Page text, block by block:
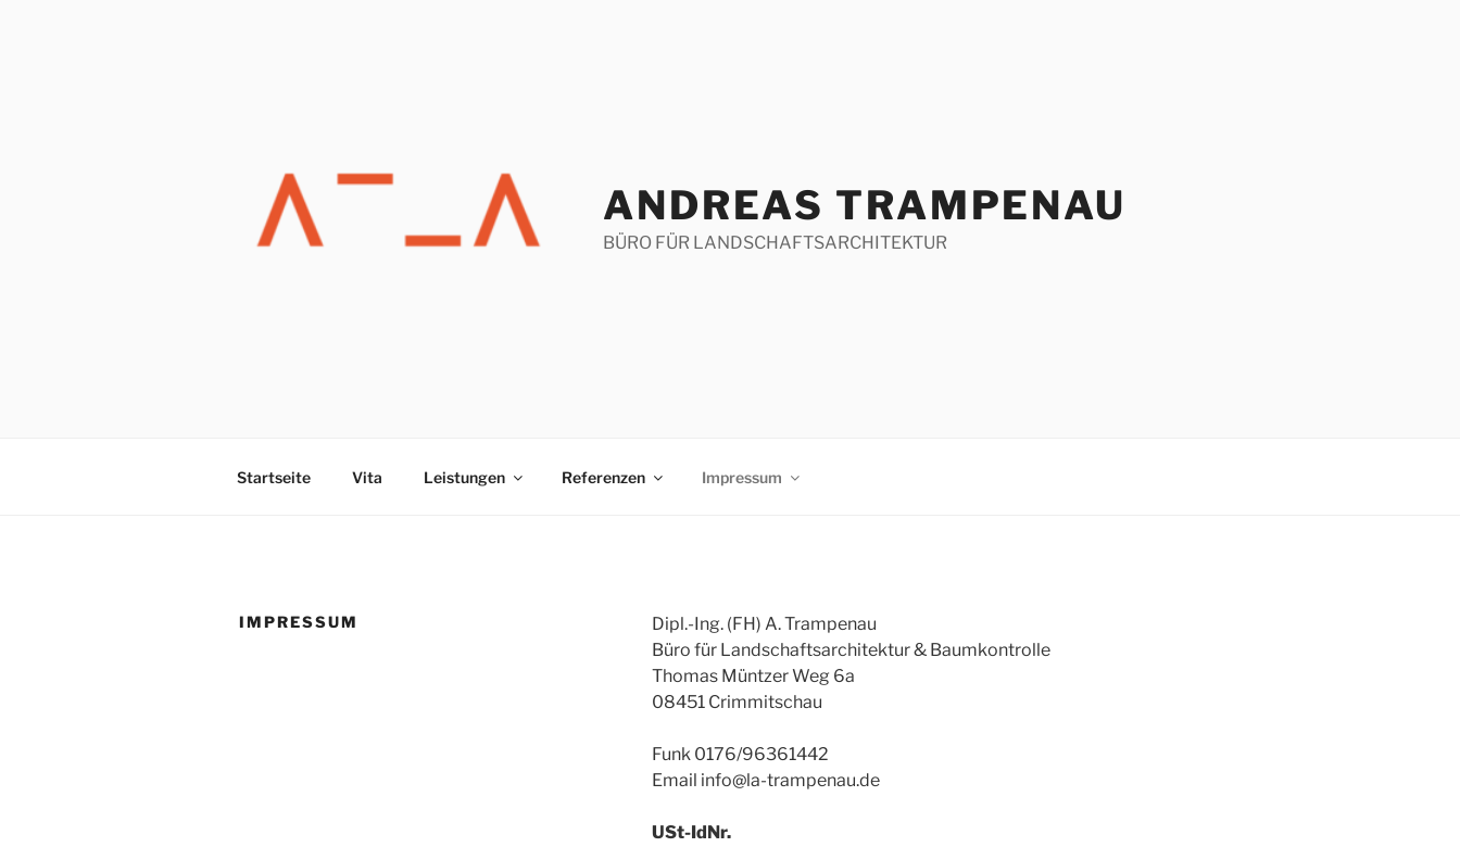
ANDREAS TRAMPENAU
BÜRO FÜR LANDSCHAFTSARCHITEKTUR
Startseite Vita Leistungen Referenzen Impressum
IMPRESSUM
Dipl.-Ing. (FH) A. Trampenau
Büro für Landschaftsarchitektur & Baumkontrolle
Thomas Müntzer Weg 6a
08451 Crimmitschau
Funk 0176/96361442
Email info@la-trampenau.de
USt-IdNr.